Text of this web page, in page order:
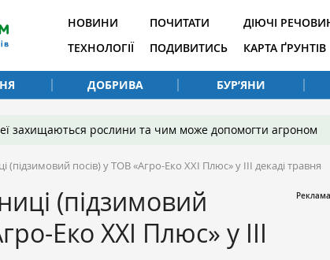
НОВИНИ
ТЕХНОЛОГІЇ
ПОЧИТАТИ
ПОДИВИТИСЬ
ДІЮЧІ
КАРТА ҐРУНТІВ
ДОБРИВА БУР’ЯНИ
захищаються рослини та чим може допомогти агроном
(підзимовий посів) у ТОВ «Агро-Еко ХХІ Плюс» у ІІІ декаді травня
(підзимовий
Еко ХХІ Плюс» у ІІІ